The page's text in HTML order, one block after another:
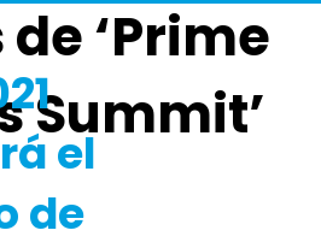
‘Prime
Summit’
el
de